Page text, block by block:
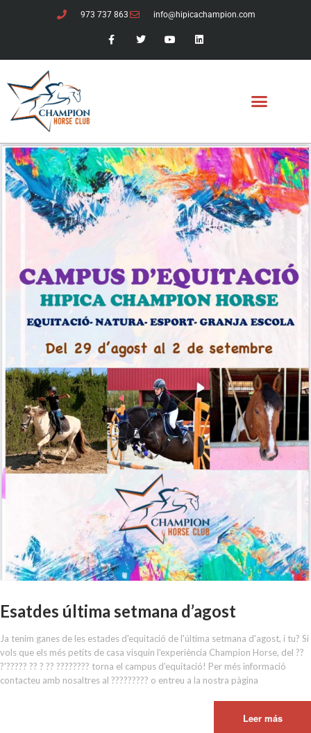
973 737 863 info@hipicachampion.com
Esatdes última setmana d’agost
Ja tenim ganes de les estades d'equitació de l'última setmana d'agost, i tu? Si
vols que els més petits de casa visquin l'experiència Champion Horse, del ??
?'????? ?? ? ?? ???????? torna el campus d'equitació! Per més informació
contacteu amb nosaltres al ????????? o entreu a la nostra pàgina
Leer más